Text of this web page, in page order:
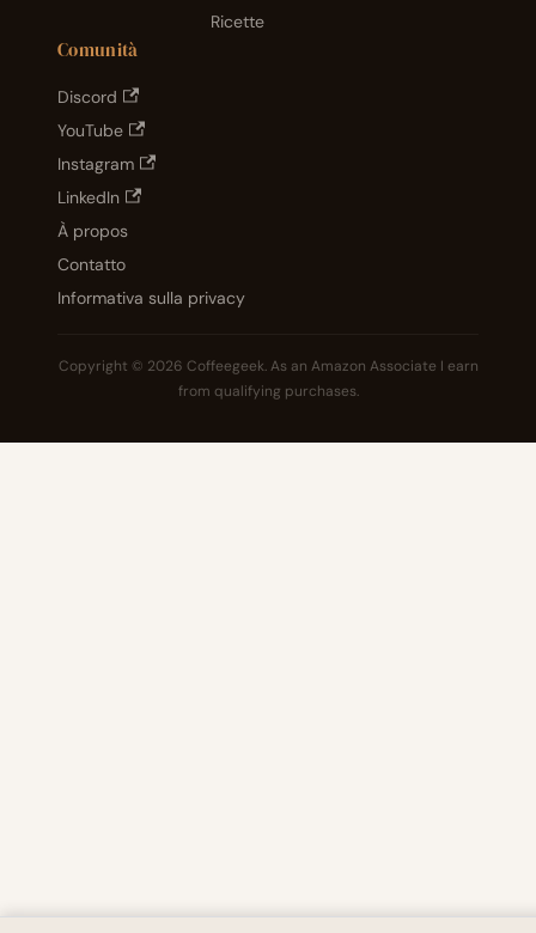
Ricette
Comunità
Discord
YouTube
Instagram
LinkedIn
À propos
Contatto
Informativa sulla privacy
Copyright © 2026 Coffeegeek. As an Amazon Associate I earn
from qualifying purchases.